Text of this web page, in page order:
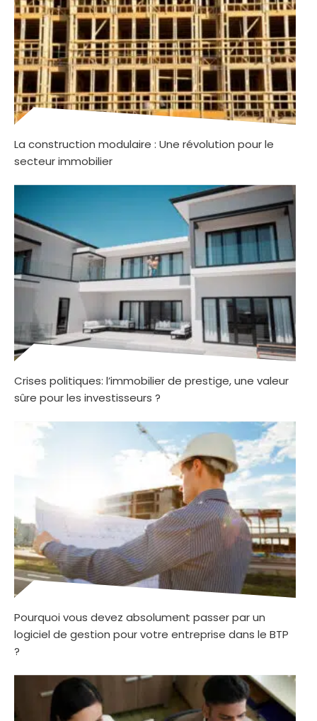
La construction modulaire : Une révolution pour le
secteur immobilier
Crises politiques: l’immobilier de prestige, une valeur
sûre pour les investisseurs ?
Pourquoi vous devez absolument passer par un
logiciel de gestion pour votre entreprise dans le BTP
?